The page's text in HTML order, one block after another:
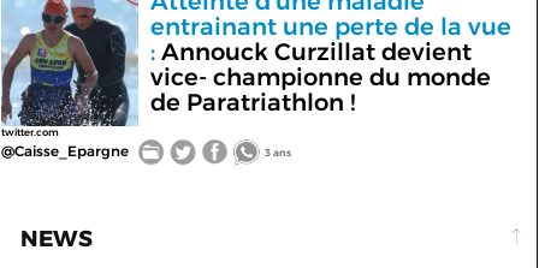
twitter.com
entrainant une perte de la vue
:Annouck Curzillat devient
vice- championne du monde
de Paratriathlon !
@Caisse_Epargne 3 ans
NEWS